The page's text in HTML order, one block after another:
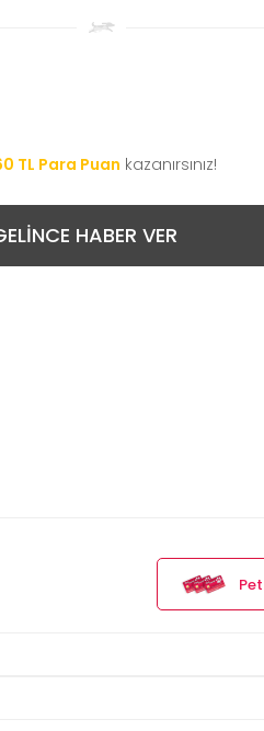
TL Para Puan kazanırsınız!
HABER VER